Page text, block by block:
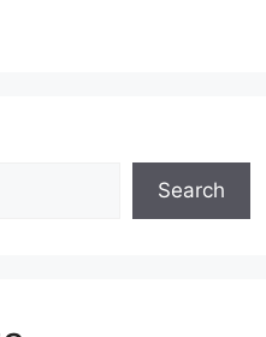
Search